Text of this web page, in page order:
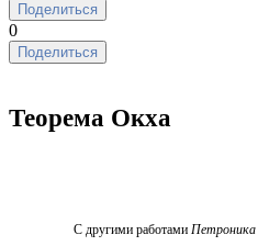
Поделиться
0
Поделиться
Теорема Окха
С другими работами Петроника